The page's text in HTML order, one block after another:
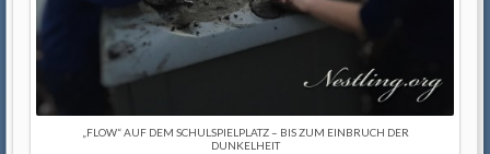
„FLOW“ AUF DEM SCHULSPIELPLATZ – BIS ZUM EINBRUCH DER
DUNKELHEIT